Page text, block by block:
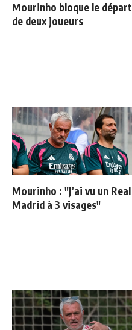
Mourinho bloque le départ
de deux joueurs
Mourinho : "J’ai vu un Real
Madrid à 3 visages"